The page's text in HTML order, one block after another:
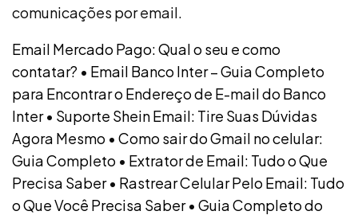
comunicações por email.
Email Mercado Pago: Qual o seu e como
contatar? • Email Banco Inter – Guia Completo
para Encontrar o Endereço de E-mail do Banco
Inter• Suporte Shein Email: Tire Suas Dúvidas
Agora Mesmo • Como sair do Gmail no celular:
Guia Completo • Extrator de Email: Tudo o Que
Precisa Saber• Rastrear Celular Pelo Email: Tudo
o Que Você Precisa Saber• Guia Completo do